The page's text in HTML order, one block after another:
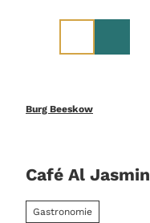
Burg Beeskow
Café Al Jasmin
Gastronomie